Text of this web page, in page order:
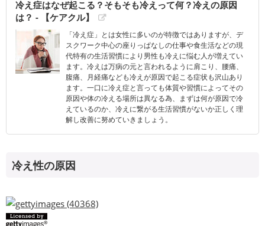
冷え症はなぜ起こる？そもそも冷えって何？冷えの原因
は？ - 【ケアクル】
「冷え症」とは女性に多いのが特徴ではありますが、デ
スクワーク中心の座りっぱなしの仕事や食生活などの現
代特有の生活習慣により男性も冷えに悩む人が増えてい
ます。冷えは万病の元と言われるように肩こり、腰痛、
腹痛、月経痛なども冷えが原因で起こる症状も沢山あり
ます。一口に冷え症と言っても体質や習慣によってその
原因や体の冷える場所は異なる為、まずは何が原因で冷
えているのか、冷えに繋がる生活習慣がないか正しく理
解し改善に努めていきましょう。
冷え性の原因